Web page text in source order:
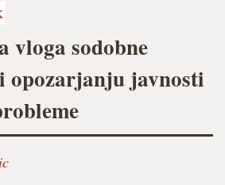
vloga sodobne
opozarjanju javnosti